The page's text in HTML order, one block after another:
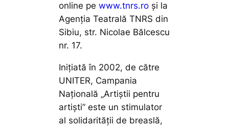
online pewww.tnrs.ro și la
Agenția Teatrală TNRS din
Sibiu, str. Nicolae Bălcescu
nr. 17.
Iniţiată în 2002, de către
UNITER, Campania
Naţională „Artiştii pentru
artişti” este un stimulator
al solidarităţii de breaslă,